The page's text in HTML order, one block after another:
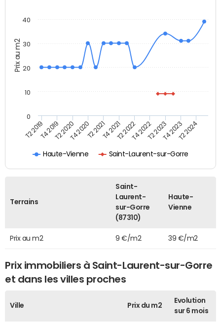
Prix au m2
Haute-Vienne Saint-Laurent-sur-Gorre
T2 2019T4 2019T2 2020T4 2020T2 2021T4 2021T2 2022T4 2022T2 2023T4 2023T2 2024
0
10
20
30
40
Terrains
Saint-
Laurent-
sur-Gorre
(87310)
Haute-
Vienne
Prix au m2 9 €/m2 39 €/m2
Prix immobiliers à Saint-Laurent-sur-Gorre
et dans les villes proches
Ville Prix du m2
Evolution
sur 6 mois